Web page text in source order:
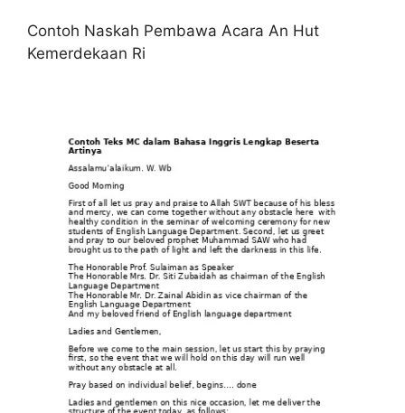
Contoh Naskah Pembawa Acara An Hut
Kemerdekaan Ri